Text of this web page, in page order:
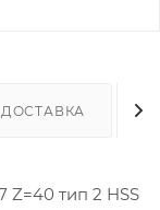
ДОСТАВКА
Z=40 тип 2 HSS